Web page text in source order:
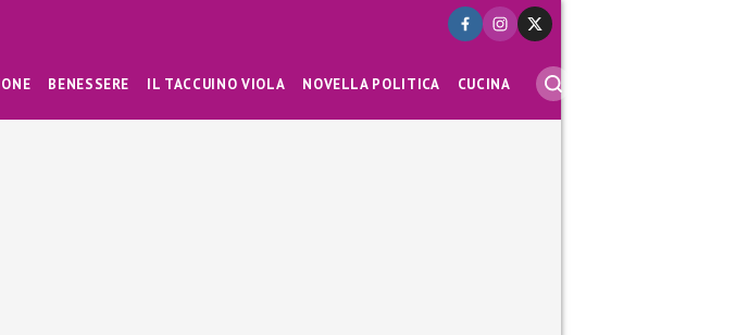
BENESSERE IL TACCUINO VIOLA NOVELLA POLITICA CUCINA